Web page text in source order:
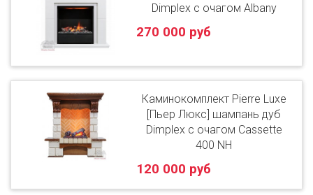
Dimplex с очагом Albany
270 000 руб
Каминокомплект Pierre Luxe
[Пьер Люкс] шампань дуб
Dimplex с очагом Cassette
400 NH
120 000 руб